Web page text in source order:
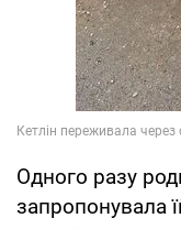
Одного разу
запропонувала